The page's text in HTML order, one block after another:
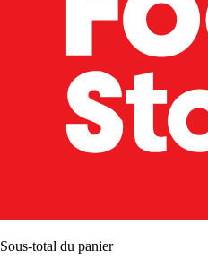
Sous-total du panier